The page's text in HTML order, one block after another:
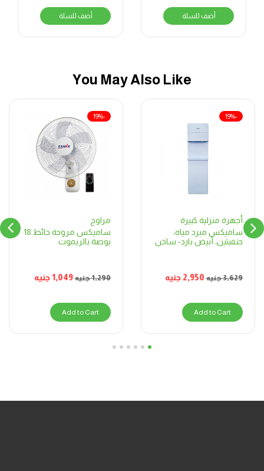
أضف للسلة أضف للسلة
You May Also Like
أجهزة منزلية كبيرة
ساميكس مبرد مياه،
حنفيتين، أبيض بارد- ساخن
3,629جنيه 2,950 جنيه
-19%
Add to Cart
مراوح
ساميكس مروحة حائط 18
بوصة بالريموت
1,290جنيه 1,049جنيه
-19%
Add to Cart
1
2